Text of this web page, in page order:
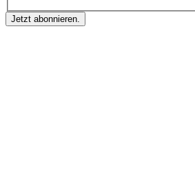
Jetzt abonnieren.